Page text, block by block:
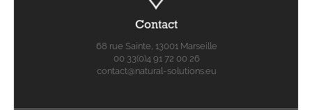
Contact
68 rue Sainte, 13001 Marseille
00 33(0)4 91 72 00 26
contact@natural-solutions.eu